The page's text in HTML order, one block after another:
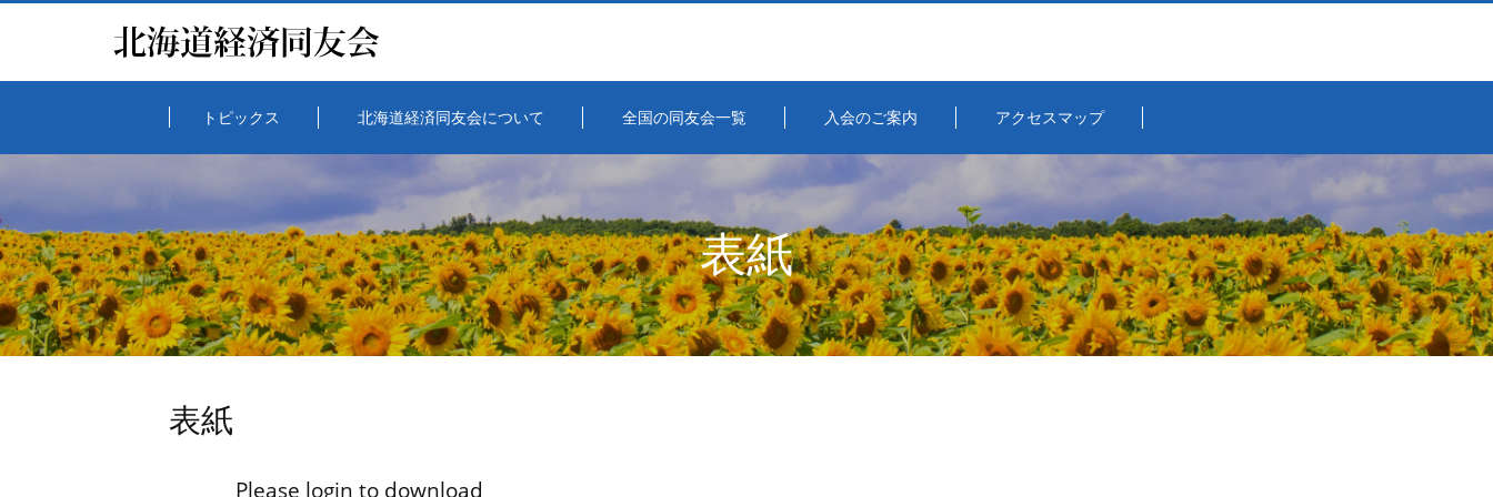
トピックス 北海道経済同友会について 全国の同友会一覧 入会のご案内 アクセスマップ
表紙
表紙
Please login to download